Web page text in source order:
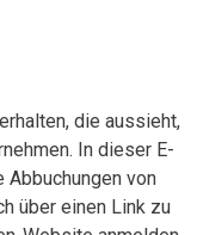
die aussieht,
In dieser E-
von
über einen Link zu